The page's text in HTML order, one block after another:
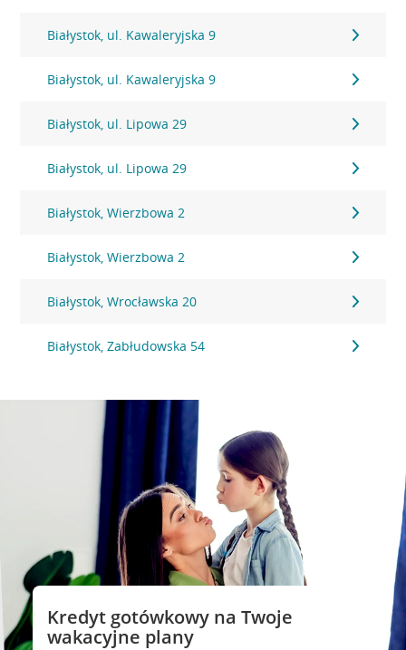
Białystok, ul. Kawaleryjska 9
Białystok, ul. Kawaleryjska 9
Białystok, ul. Lipowa 29
Białystok, ul. Lipowa 29
Białystok, Wierzbowa 2
Białystok, Wierzbowa 2
Białystok, Wrocławska 20
Białystok, Zabłudowska 54
Kredyt gotówkowy na Twoje
wakacyjne plany